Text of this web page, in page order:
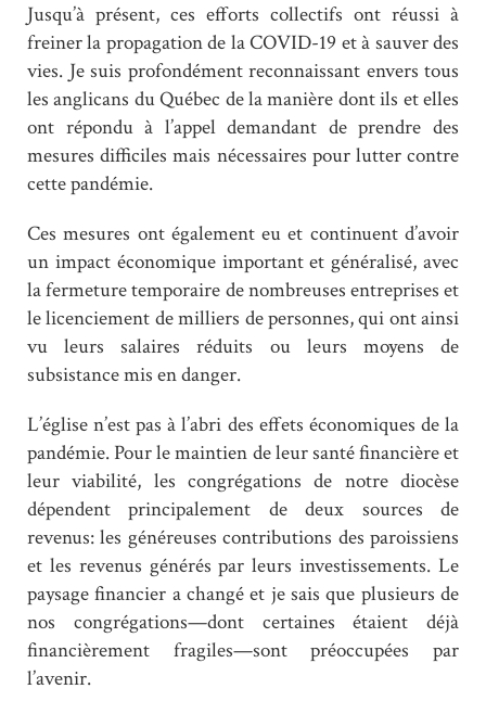
Jusqu’à présent, ces efforts collectifs ont réussi à
freiner la propagation de la COVID-19 et à sauver des
vies. Je suis profondément reconnaissant envers tous
les anglicans du Québec de la manière dont ils et elles
ont répondu à l’appel demandant de prendre des
mesures difficiles mais nécessaires pour lutter contre
cette pandémie.
Ces mesures ont également eu et continuent d’avoir
un impact économique important et généralisé, avec
la fermeture temporaire de nombreuses entreprises et
le licenciement de milliers de personnes, qui ont ainsi
vu leurs salaires réduits ou leurs moyens de
subsistance mis en danger.
L’église n’est pas à l’abri des effets économiques de la
pandémie. Pour le maintien de leur santé financière et
leur viabilité, les congrégations de notre diocèse
dépendent principalement de deux sources de
revenus: les généreuses contributions des paroissiens
et les revenus générés par leurs investissements. Le
paysage financier a changé et je sais que plusieurs de
nos congrégations—dont certaines étaient déjà
financièrement fragiles—sont préoccupées par
l’avenir.